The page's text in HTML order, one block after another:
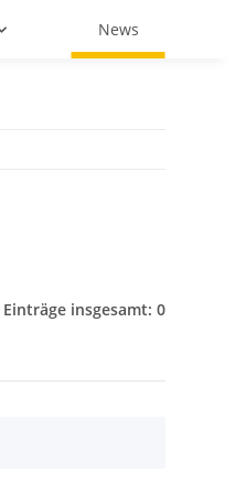
News
Einträge insgesamt: 0